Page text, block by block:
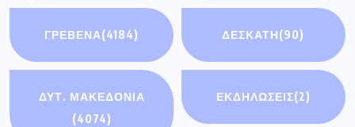
ΓΡΕΒΕΝΑ(4184) ΔΕΣΚΑΤΗ(90)
ΔΥΤ. ΜΑΚΕΔΟΝΙΑ
(4074)
ΕΚΔΗΛΩΣΕΙΣ(2)